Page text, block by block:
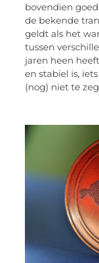
bovendien
de bekende
geldt als het
tussen
jaren heen
en stabiel is,
(nog) niet te